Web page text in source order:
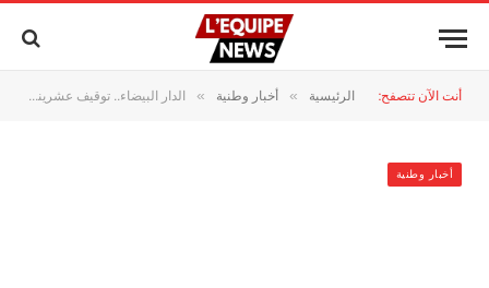
أنت الآن تتصفح: الرئيسية » أخبار وطنية » الدار البيضاء.. توقيف عشريني متورط في السرقة تحت التهديد بالسلاح الأبيض
أخبار وطنية